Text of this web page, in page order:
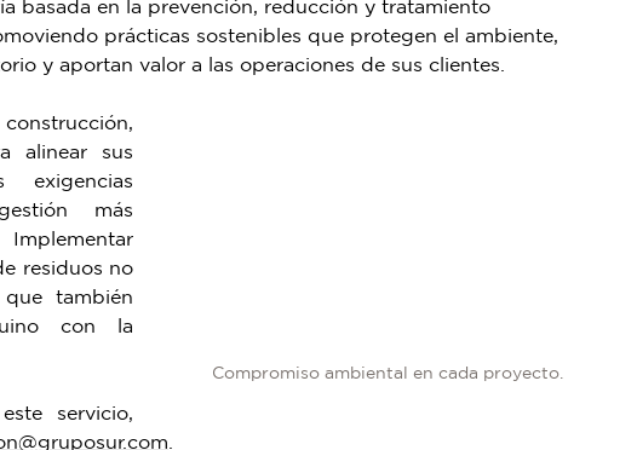
basada en la prevención, reducción y tratamiento
prácticas sostenibles que protegen el ambiente,
y aportan valor a las operaciones de sus clientes.
Compromiso ambiental en cada proyecto.
alinear sus
más
residuos no
también
con la
servicio,